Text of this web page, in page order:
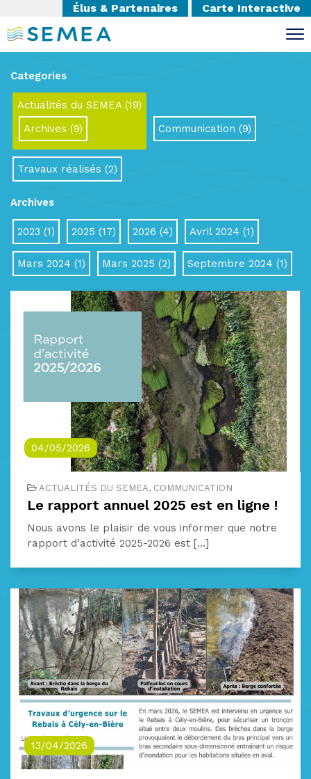
Élus & Partenaires Carte Interactive
Categories
Actualités du SEMEA(19)
Archives (9) Communication (9)
Travaux réalisés (2)
Archives
2023 (1) 2025 (17) 2026 (4) Avril 2024 (1)
Mars 2024 (1) Mars 2025 (2) Septembre 2024 (1)
04/05/2026
ACTUALITÉS DU SEMEA, COMMUNICATION
Le rapport annuel 2025 est en ligne !
Nous avons le plaisir de vous informer que notre
rapport d’activité 2025-2026 est [...]
13/04/2026